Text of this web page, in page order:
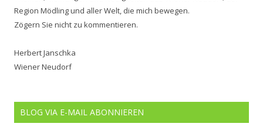
Region Mödling und aller Welt, die mich bewegen.
Zögern Sie nicht zu kommentieren.
Herbert Janschka
Wiener Neudorf
BLOG VIA E-MAIL ABONNIEREN